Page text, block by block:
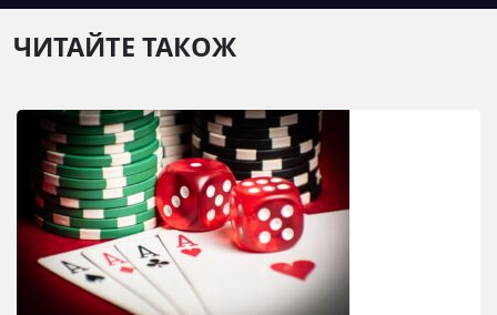
ЧИТАЙТЕ ТАКОЖ